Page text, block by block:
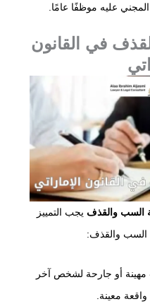
عليه موظفًا عامًا.
في القانون
السب والقذف يجب التمييز
والقذف:
مهينة أو جارحة لشخص آخر
معينة.